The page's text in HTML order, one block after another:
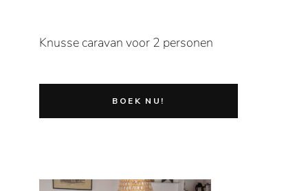
Knusse caravan voor 2 personen